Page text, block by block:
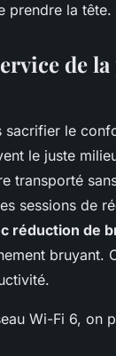
prendre la tête.
de
le
le juste
transporté
sessions de
réduction de
bruyant.
Wi-Fi 6, on